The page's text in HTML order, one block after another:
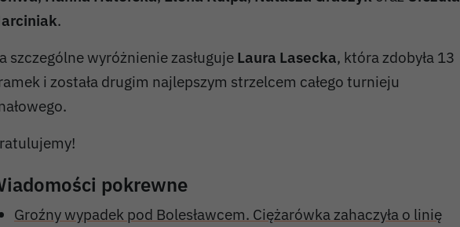
.
szczególne wyróżnienie zasługuje Laura Lasecka, która zdobyła 13
i została drugim najlepszym strzelcem całego turnieju
pokrewne
Groźny wypadek pod Bolesławcem. Ciężarówka zahaczyła o linię